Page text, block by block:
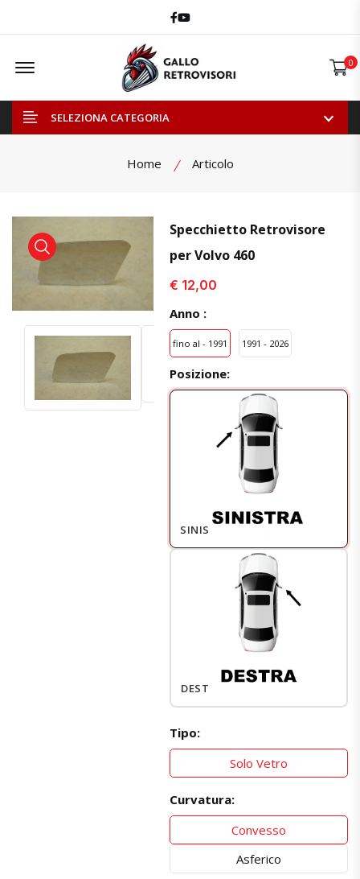
Facebook
Youtube
Offcanvas Menu Open 0
SELEZIONA CATEGORIA
Home Articolo
visualizza prodotto visualizza prodotto
Specchietto Retrovisore
per Volvo 460
€ 12,00
Anno :
fino al - 1991 1991 - 2026
Posizione:
SINISTRO
DESTRO
Tipo:
Solo Vetro
Curvatura:
Convesso
Asferico